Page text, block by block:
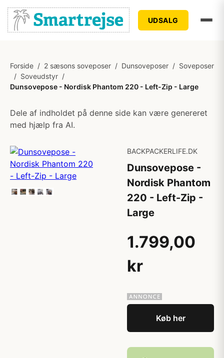
UDSALG
Forside / 2 sæsons soveposer / Dunsoveposer / Soveposer
/ Soveudstyr /
Dunsovepose - Nordisk Phantom 220 - Left-Zip - Large
Dele af indholdet på denne side kan være genereret
med hjælp fra AI.
BACKPACKERLIFE.DK
Dunsovepose -
Nordisk Phantom
220 - Left-Zip -
Large
1.799,00
kr
Køb her